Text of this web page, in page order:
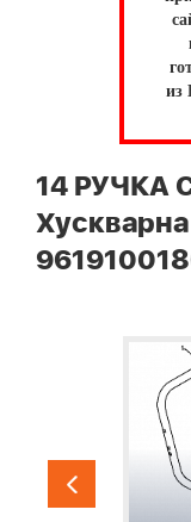
из
14 РУЧКА